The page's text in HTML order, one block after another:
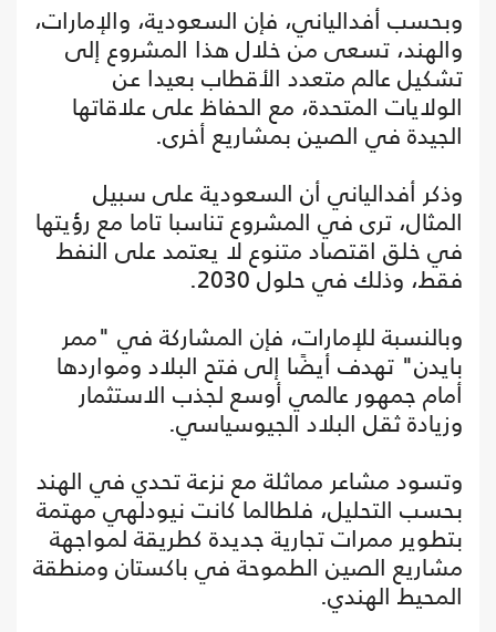
وبحسب أفدالياني، فإن السعودية، والإمارات،
والهند، تسعى من خلال هذا المشروع إلى
تشكيل عالم متعدد الأقطاب بعيدا عن
الولايات المتحدة، مع الحفاظ على علاقاتها
الجيدة في الصين بمشاريع أخرى.
وذكر أفدالياني أن السعودية على سبيل
المثال، ترى في المشروع تناسبا تاما مع رؤيتها
في خلق اقتصاد متنوع لا يعتمد على النفط
فقط، وذلك في حلول 2030.
وبالنسبة للإمارات، فإن المشاركة في "ممر
بايدن" تهدف أيضًا إلى فتح البلاد ومواردها
أمام جمهور عالمي أوسع لجذب الاستثمار
وزيادة ثقل البلاد الجيوسياسي.
وتسود مشاعر مماثلة مع نزعة تحدي في الهند
بحسب التحليل، فلطالما كانت نيودلهي مهتمة
بتطوير ممرات تجارية جديدة كطريقة لمواجهة
مشاريع الصين الطموحة في باكستان ومنطقة
المحيط الهندي.